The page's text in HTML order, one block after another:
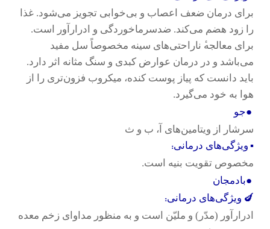
برای درمان ضعف اعصاب و بی‌خوابی تجویز می‌شود. غذا
را زود هضم می‌کند. ضدسرماخوردگی و ادرارآور است.
برای معالجه ناراحتی‌های سینه مخصوصاً سل مفید
می‌باشد و در درمان عوارض کبدی و سنگ مثانه اثر دارد.
باید دانست که پیاز پوست کنده، میکروب فزون‌تری را از
هوا به خود می‌گیرد.
●جو
سرشار از ویتامین‌های آ، ب و ث
▪ ویژگی‌های درمانی:
مخصوص تقویت بنیه است.
●بادمجان
🍆 ویژگی‌های درمانی:
ادرارآور (مدّر) و ملیّن است و به منظور مداوای زخم معده